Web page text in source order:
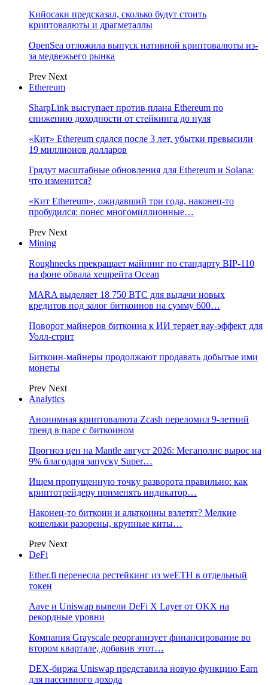
Кийосаки предсказал, сколько будут стоить
криптовалюты и драгметаллы
OpenSea отложила выпуск нативной криптовалюты из-
за медвежьего рынка
Prev Next
Ethereum
SharpLink выступает против плана Ethereum по
снижению доходности от стейкинга до нуля
«Кит» Ethereum сдался после 3 лет, убытки превысили
19 миллионов долларов
Грядут масштабные обновления для Ethereum и Solana:
что изменится?
«Кит Ethereum», ожидавший три года, наконец-то
пробудился: понес многомиллионные…
Prev Next
Mining
Roughnecks прекращает майнинг по стандарту BIP-110
на фоне обвала хешрейта Ocean
MARA выделяет 18 750 BTC для выдачи новых
кредитов под залог биткоинов на сумму 600…
Поворот майнеров биткоина к ИИ теряет вау-эффект для
Уолл-стрит
Биткоин-майнеры продолжают продавать добытые ими
монеты
Prev Next
Analytics
Анонимная криптовалюта Zcash переломил 9-летний
тренд в паре с биткоином
Прогноз цен на Mantle август 2026: Мегаполис вырос на
9% благодаря запуску Super…
Ищем пропущенную точку разворота правильно: как
криптотрейдеру применять индикатор…
Наконец-то биткоин и альткоины взлетят? Мелкие
кошельки разорены, крупные киты…
Prev Next
DeFi
Ether.fi перенесла рестейкинг из weETH в отдельный
токен
Aave и Uniswap вывели DeFi X Layer от OKX на
рекордные уровни
Компания Grayscale реорганизует финансирование во
втором квартале, добавив этот…
DEX-биржа Uniswap представила новую функцию Earn
для пассивного дохода